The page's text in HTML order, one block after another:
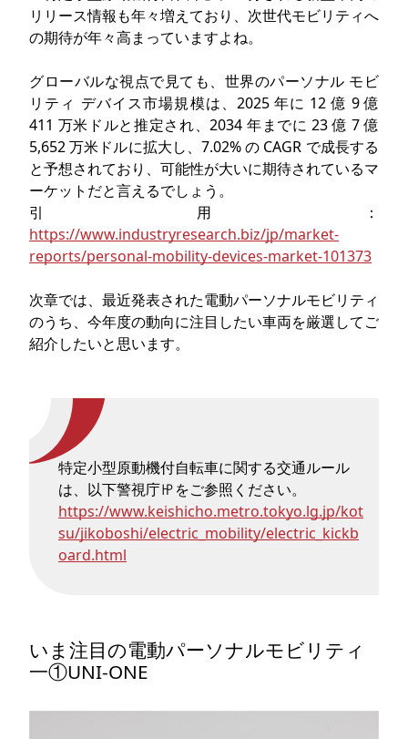
リリース情報も年々増えており、次世代モビリティへ
の期待が年々高まっていますよね。
グローバルな視点で見ても、世界のパーソナル モビ
リティ デバイス市場規模は、2025 年に 12 億 9 億
411 万米ドルと推定され、2034 年までに 23 億 7 億
5,652 万米ドルに拡大し、7.02% の CAGR で成長する
と予想されており、可能性が大いに期待されているマ
ーケットだと言えるでしょう。
引用：
https://www.industryresearch.biz/jp/market-
reports/personal-mobility-devices-market-101373
次章では、最近発表された電動パーソナルモビリティ
のうち、今年度の動向に注目したい車両を厳選してご
紹介したいと思います。
特定小型原動機付自転車に関する交通ルール
は、以下警視庁㏋をご参照ください。
https://www.keishicho.metro.tokyo.lg.jp/kot
su/jikoboshi/electric_mobility/electric_kickb
oard.html
いま注目の電動パーソナルモビリティ
一①UNI-ONE